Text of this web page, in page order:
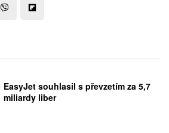
EasyJet souhlasil s převzetím za 5,7
miliardy liber